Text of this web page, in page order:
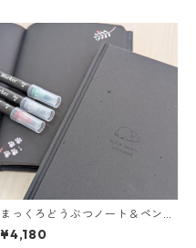
まっくろどうぶつノート＆ペンセ
ット＜全2種＞
¥4,180